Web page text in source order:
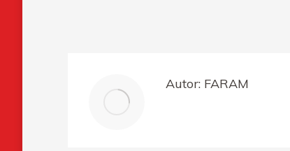
Autor: FARAM